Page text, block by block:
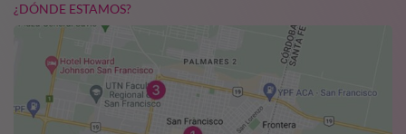
¿DÓNDE ESTAMOS?